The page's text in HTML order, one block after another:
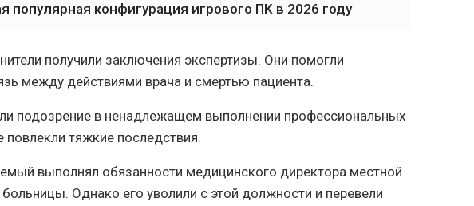
популярная конфигурация игрового ПК в 2026 году
получили заключения экспертизы. Они помогли
между действиями врача и смертью пациента.
подозрение в ненадлежащем выполнении профессиональных
повлекли тяжкие последствия.
выполнял обязанности медицинского директора местной
Однако его уволили с этой должности и перевели